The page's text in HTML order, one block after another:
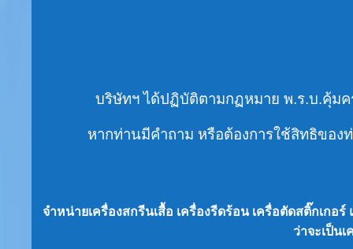
บริษัทฯ ได้ปฏิบัติตามกฏหมาย พ.ร.บ.คุ้ม
หากท่านมีคำถาม หรือต้องการใช้สิทธิของ
จำหน่ายเครื่องสกรีนเสื้อ เครื่องรีดร้อน เครื่อตัดสติ๊กเก
ว่าจะเป็นเ